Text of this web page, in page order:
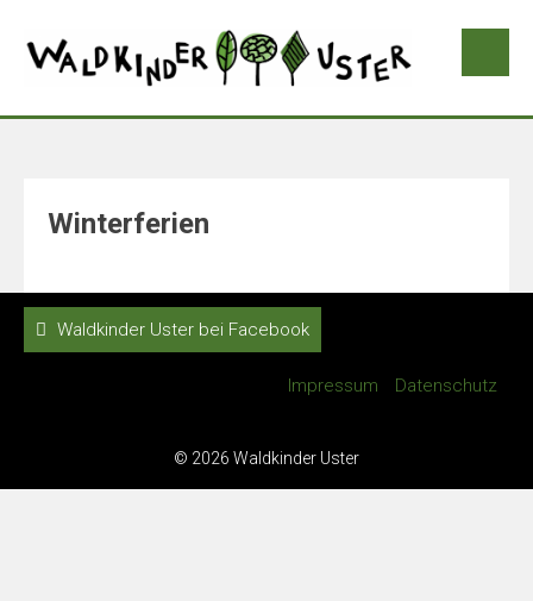
Winterferien
Waldkinder Uster bei Facebook
Impressum Datenschutz
© 2026 Waldkinder Uster